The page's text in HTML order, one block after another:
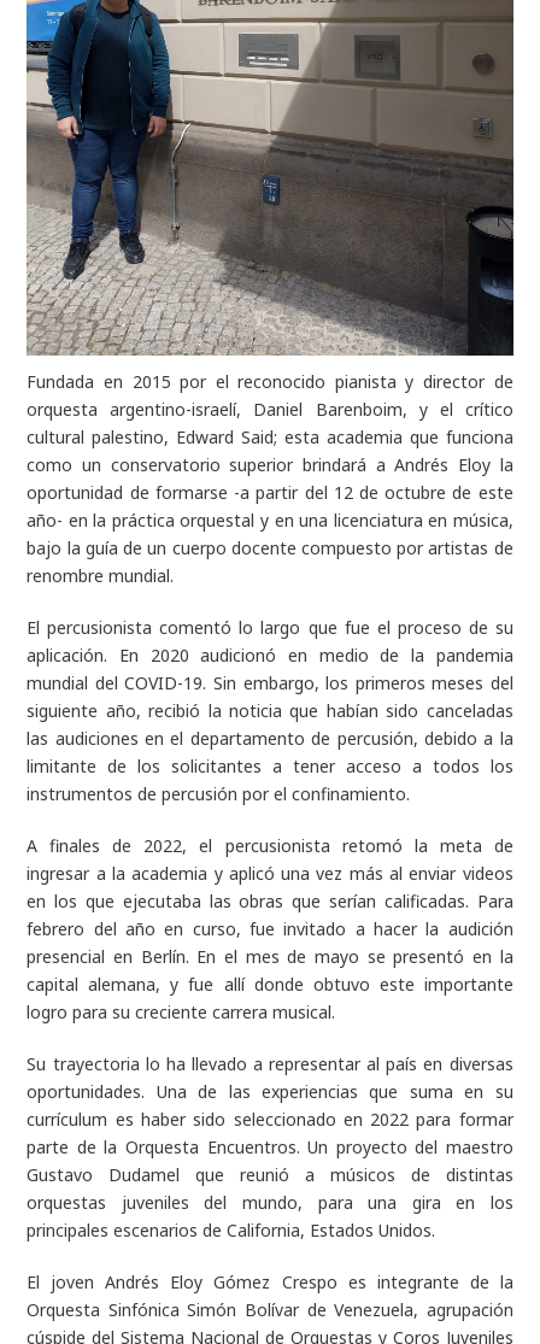
Fundada en 2015 por el reconocido pianista y director de
orquesta argentino-israelí, Daniel Barenboim, y el crítico
cultural palestino, Edward Said; esta academia que funciona
como un conservatorio superior brindará a Andrés Eloy la
oportunidad de formarse -a partir del 12 de octubre de este
año- en la práctica orquestal y en una licenciatura en música,
bajo la guía de un cuerpo docente compuesto por artistas de
renombre mundial.
El percusionista comentó lo largo que fue el proceso de su
aplicación. En 2020 audicionó en medio de la pandemia
mundial del COVID-19. Sin embargo, los primeros meses del
siguiente año, recibió la noticia que habían sido canceladas
las audiciones en el departamento de percusión, debido a la
limitante de los solicitantes a tener acceso a todos los
instrumentos de percusión por el confinamiento.
A finales de 2022, el percusionista retomó la meta de
ingresar a la academia y aplicó una vez más al enviar videos
en los que ejecutaba las obras que serían calificadas. Para
febrero del año en curso, fue invitado a hacer la audición
presencial en Berlín. En el mes de mayo se presentó en la
capital alemana, y fue allí donde obtuvo este importante
logro para su creciente carrera musical.
Su trayectoria lo ha llevado a representar al país en diversas
oportunidades. Una de las experiencias que suma en su
currículum es haber sido seleccionado en 2022 para formar
parte de la Orquesta Encuentros. Un proyecto del maestro
Gustavo Dudamel que reunió a músicos de distintas
orquestas juveniles del mundo, para una gira en los
principales escenarios de California, Estados Unidos.
El joven Andrés Eloy Gómez Crespo es integrante de la
Orquesta Sinfónica Simón Bolívar de Venezuela, agrupación
cúspide del Sistema Nacional de Orquestas y Coros Juveniles